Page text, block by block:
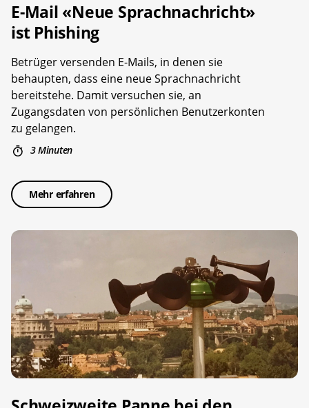
E-Mail «Neue Sprachnachricht»
ist Phishing
Betrüger versenden E-Mails, in denen sie
behaupten, dass eine neue Sprachnachricht
bereitstehe. Damit versuchen sie, an
Zugangsdaten von persönlichen Benutzerkonten
zu gelangen.
3 Minuten
Mehr erfahren